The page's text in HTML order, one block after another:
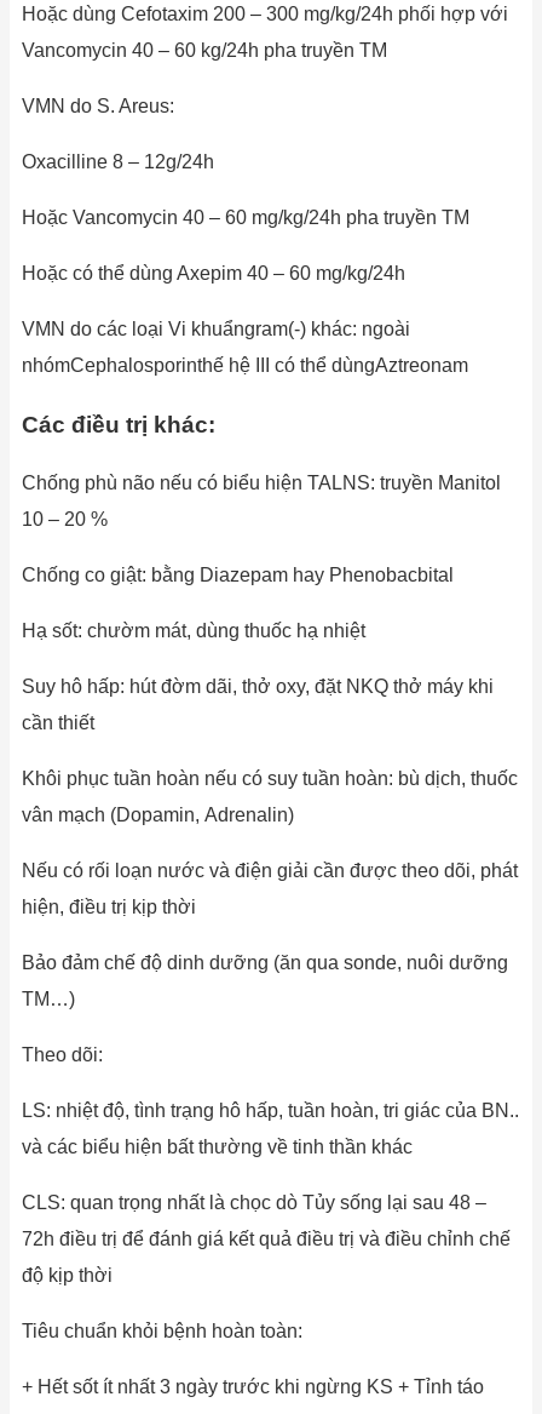
Hoặc dùng Cefotaxim 200 – 300 mg/kg/24h phối hợp với
Vancomycin 40 – 60 kg/24h pha truyền TM
VMN do S. Areus:
Oxacilline 8 – 12g/24h
Hoặc Vancomycin 40 – 60 mg/kg/24h pha truyền TM
Hoặc có thể dùng Axepim 40 – 60 mg/kg/24h
VMN do các loại Vi khuẩngram(-) khác: ngoài
nhómCephalosporinthế hệ III có thể dùngAztreonam
Các điều trị khác:
Chống phù não nếu có biểu hiện TALNS: truyền Manitol
10 – 20 %
Chống co giật: bằng Diazepam hay Phenobacbital
Hạ sốt: chườm mát, dùng thuốc hạ nhiệt
Suy hô hấp: hút đờm dãi, thở oxy, đặt NKQ thở máy khi
cần thiết
Khôi phục tuần hoàn nếu có suy tuần hoàn: bù dịch, thuốc
vân mạch (Dopamin, Adrenalin)
Nếu có rối loạn nước và điện giải cần được theo dõi, phát
hiện, điều trị kịp thời
Bảo đảm chế độ dinh dưỡng (ăn qua sonde, nuôi dưỡng
TM…)
Theo dõi:
LS: nhiệt độ, tình trạng hô hấp, tuần hoàn, tri giác của BN..
và các biểu hiện bất thường về tinh thần khác
CLS: quan trọng nhất là chọc dò Tủy sống lại sau 48 –
72h điều trị để đánh giá kết quả điều trị và điều chỉnh chế
độ kịp thời
Tiêu chuẩn khỏi bệnh hoàn toàn:
+ Hết sốt ít nhất 3 ngày trước khi ngừng KS + Tỉnh táo